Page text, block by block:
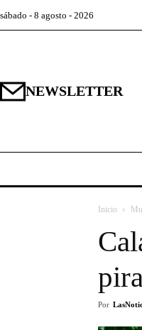
sábado - 8 agosto - 2026
NEWSLETTER
Inicio
Por